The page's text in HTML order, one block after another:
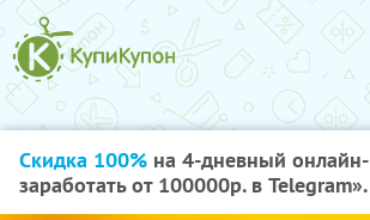
Скидка 100% на 4-дневный
заработать от 100000р. в